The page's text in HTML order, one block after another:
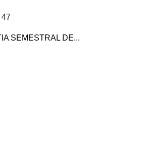
SEMESTRAL DE...